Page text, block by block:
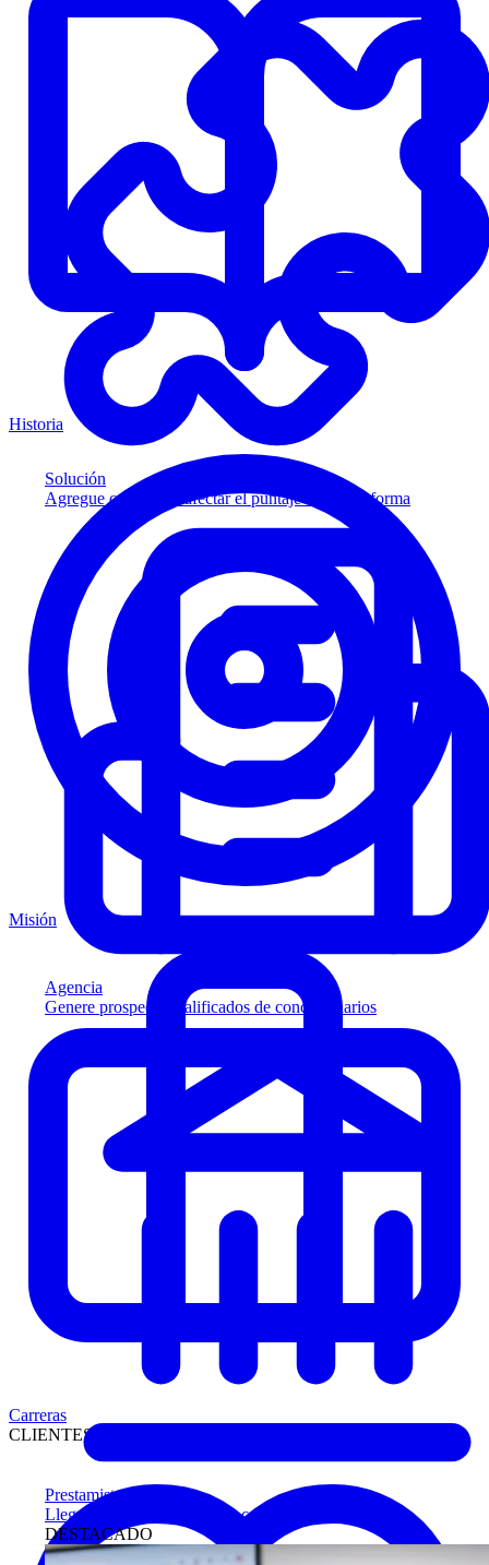
Solución
Agregue crédito sin afectar el puntaje a su plataforma
Agencia
Genere prospectos calificados de concesionarios
Prestamistas
Llegue antes a compradores calificados
DESTACADO
Historia
Misión
Carreras
CLIENTES